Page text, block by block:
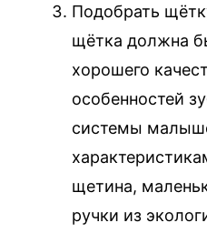
Подобрать
щётка должна
хорошего
особенностей
системы
щетина,
ручки из